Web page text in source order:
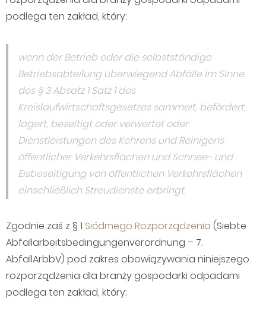
podlega ten zakład, który:
wenn der Betrieb oder die selbstständige
Betriebsabteilung überwiegend Abfälle im Sinne
des § 3 Absatz 1 Satz 1 des
Kreislaufwirtschaftsgesetzes sammelt, befördert,
lagert, beseitigt oder verwertet oder
Dienstleistungen des Kehrens und Reinigens
öffentlicher Verkehrsflächen und Schnee- und
Eisbeseitigung von öffentlichen Verkehrsflächen
einschließlich Streudienste erbringt,
Zgodnie zaś z § 1 Siódmego Rozporządzenia (Siebte
Abfallarbeitsbedingungenverordnung – 7.
AbfallArbbV) pod zakres obowiązywania niniejszego
rozporządzenia dla branży gospodarki odpadami
podlega ten zakład, który: